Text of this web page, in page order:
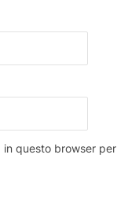
in questo browser per